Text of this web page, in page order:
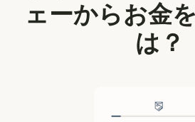
ェーからお金
は？